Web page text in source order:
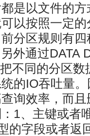
是以文件的
以按照一定
分区规则有
外通过DATA
不同的分区
统的IO吞吐量
询效率，而
1、主键或者
的字段或者返